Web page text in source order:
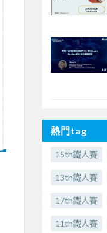
熱門tag
15th鐵人賽
13th鐵人賽
17th鐵人賽
11th鐵人賽